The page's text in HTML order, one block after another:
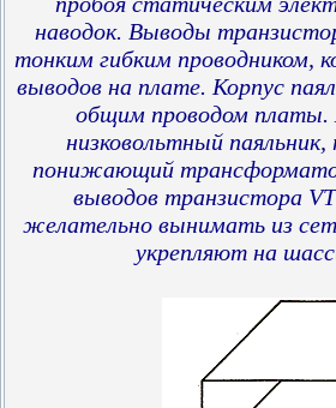
наводок. Выводы
тонким гибким проводником,
выводов на плате. Корпус
общим проводом платы.
низковольтный
понижающий
выводов транзистора
желательно вынимать из
укрепляют на